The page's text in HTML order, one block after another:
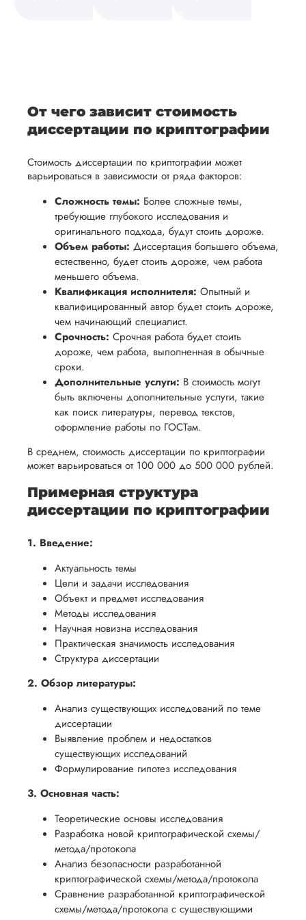
а также
темы.
готовы
предоставить
в
подготовке
презентации
и речи
перед
защитой.
Наша
цель -
обеспечить
вам
уверенность
в своей
работе и
помочь
вам
успешно
пройти
процесс
научной
работы.
и
проведения
проверки
работы,
установленная
сумма
будет
возвращена
заказчику.
стремимся
осуществлять
процесс
возврата
способом,
удобным
для вас,
разумные
после
утверждения
запроса
на
работы. В
начале
сотрудничества
мы
обсудим
и
договоримся
о сроках
выполнения,
чтобы
учесть
все
аспекты
написания
От чего зависит стоимость
диссертации по криптографии
Стоимость диссертации по криптографии может
варьироваться в зависимости от ряда факторов:
Сложность темы: Более сложные темы,
требующие глубокого исследования и
оригинального подхода, будут стоить дороже.
Объем работы: Диссертация большего объема,
естественно, будет стоить дороже, чем работа
меньшего объема.
Квалификация исполнителя: Опытный и
квалифицированный автор будет стоить дороже,
чем начинающий специалист.
Срочность: Срочная работа будет стоить
дороже, чем работа, выполненная в обычные
сроки.
Дополнительные услуги: В стоимость могут
быть включены дополнительные услуги, такие
как поиск литературы, перевод текстов,
оформление работы по ГОСТам.
В среднем, стоимость диссертации по криптографии
может варьироваться от 100 000 до 500 000 рублей.
Примерная структура
диссертации по криптографии
1. Введение:
Актуальность темы
Цели и задачи исследования
Объект и предмет исследования
Методы исследования
Научная новизна исследования
Практическая значимость исследования
Структура диссертации
2. Обзор литературы:
Анализ существующих исследований по теме
диссертации
Выявление проблем и недостатков
существующих исследований
Формулирование гипотез исследования
3. Основная часть:
Теоретические основы исследования
Разработка новой криптографической схемы/
метода/протокола
Анализ безопасности разработанной
криптографической схемы/метода/протокола
Сравнение разработанной криптографической
схемы/метода/протокола с существующими